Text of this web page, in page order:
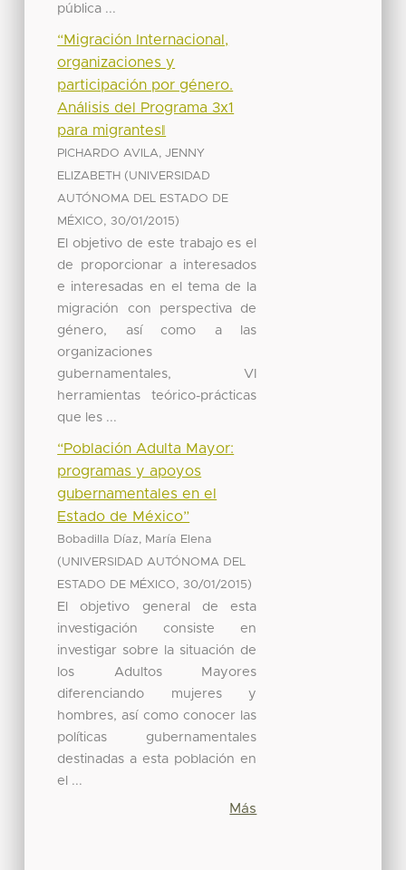
pública ...
“Migración Internacional,
organizaciones y
participación por género.
Análisis del Programa 3x1
para migrantes‖
PICHARDO AVILA, JENNY
ELIZABETH (UNIVERSIDAD
AUTÓNOMA DEL ESTADO DE
MÉXICO,30/01/2015)
El objetivo de este trabajo es el
de proporcionar a interesados
e interesadas en el tema de la
migración con perspectiva de
género, así como a las
organizaciones
gubernamentales, VI
herramientas teórico-prácticas
que les ...
“Población Adulta Mayor:
programas y apoyos
gubernamentales en el
Estado de México”
Bobadilla Díaz, María Elena
(UNIVERSIDAD AUTÓNOMA DEL
ESTADO DE MÉXICO,30/01/2015)
El objetivo general de esta
investigación consiste en
investigar sobre la situación de
los Adultos Mayores
diferenciando mujeres y
hombres, así como conocer las
políticas gubernamentales
destinadas a esta población en
el ...
Más